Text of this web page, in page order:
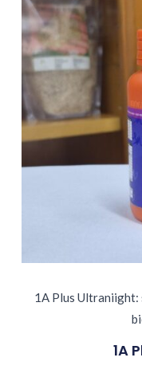
1A Plus Ultraniight:
1A